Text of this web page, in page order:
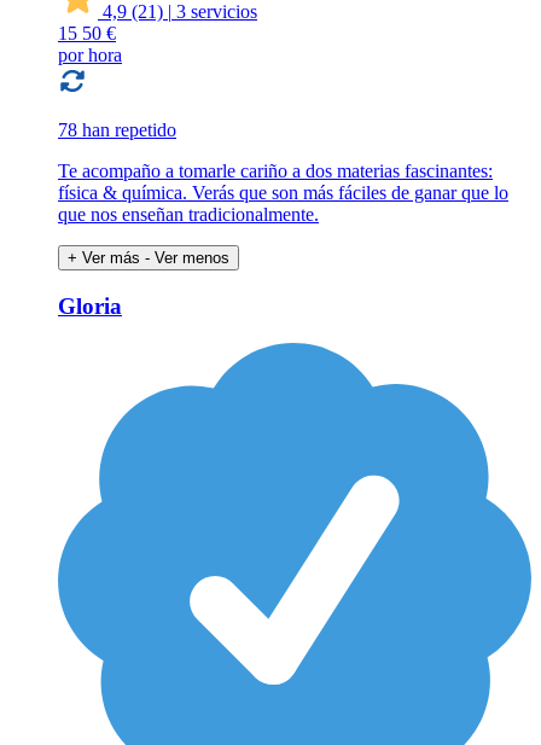
4,9 (21) | 3 servicios
15 50 €
por hora
78 han repetido
Te acompaño a tomarle cariño a dos materias fascinantes:
física & química. Verás que son más fáciles de ganar que lo
que nos enseñan tradicionalmente.
+ Ver más - Ver menos
Gloria